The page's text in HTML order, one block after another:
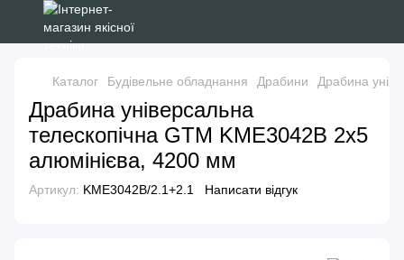
Каталог Будівельне обладнання Драбини Драбина
Драбина універсальна
телескопічна GTM KME3042B 2x5
алюмінієва, 4200 мм
Артикул: KME3042B/2.1+2.1 Написати відгук